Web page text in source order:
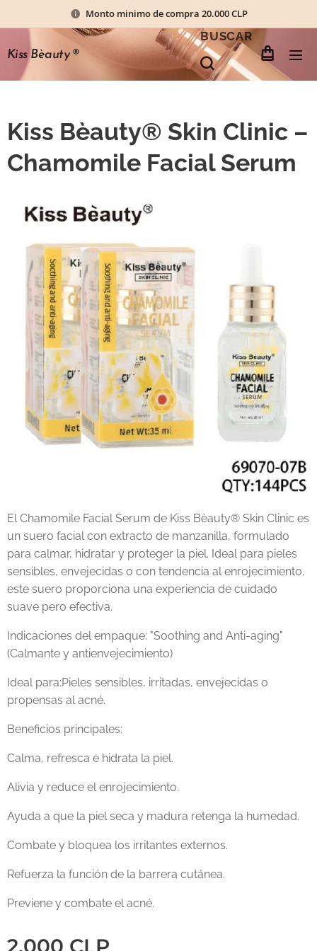
Monto minimo de compra 20.000 CLP
Kiss Bèauty®
BUSCAR
Kiss Bèauty® Skin Clinic –
Chamomile Facial Serum
El Chamomile Facial Serum de Kiss Bèauty® Skin Clinic es
un suero facial con extracto de manzanilla, formulado
para calmar, hidratar y proteger la piel. Ideal para pieles
sensibles, envejecidas o con tendencia al enrojecimiento,
este suero proporciona una experiencia de cuidado
suave pero efectiva.
Indicaciones del empaque: "Soothing and Anti-aging"
(Calmante y antienvejecimiento)
Ideal para:Pieles sensibles, irritadas, envejecidas o
propensas al acné.
Beneficios principales:
Calma, refresca e hidrata la piel.
Alivia y reduce el enrojecimiento.
Ayuda a que la piel seca y madura retenga la humedad.
Combate y bloquea los irritantes externos.
Refuerza la función de la barrera cutánea.
Previene y combate el acné.
2.000 CLP